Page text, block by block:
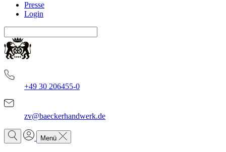
Presse
Login
+49 30 206455-0
zv@baeckerhandwerk.de
Menü